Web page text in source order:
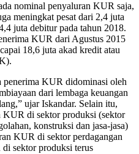
nominal penyaluran KUR saja,
meningkat pesat dari 2,4 juta
juta debitur pada tahun 2018.
KUR dari Agustus 2015
18,6 juta akad kredit atau
penerima KUR didominasi oleh
dari lembaga keuangan
ujar Iskandar. Selain itu,
KUR di sektor produksi (sektor
konstruksi dan jasa-jasa)
KUR di sektor perdagangan
sektor produksi terus